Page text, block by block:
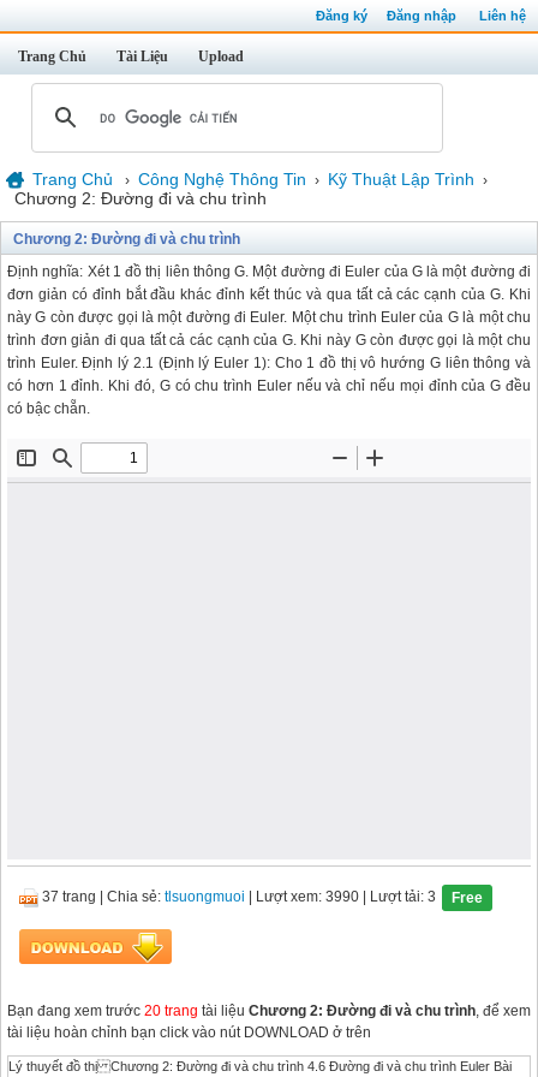
Đăng ký Đăng nhập Liên hệ
Trang Chủ Tài Liệu Upload
Trang Chủ › Công Nghệ Thông Tin › Kỹ Thuật Lập Trình ›
Chương 2: Đường đi và chu trình
Chương 2: Đường đi và chu trình
Định nghĩa: Xét 1 đồ thị liên thông G. Một đường đi Euler của G là một đường đi
đơn giản có đỉnh bắt đầu khác đỉnh kết thúc và qua tất cả các cạnh của G. Khi
này G còn được gọi là một đường đi Euler. Một chu trình Euler của G là một chu
trình đơn giản đi qua tất cả các cạnh của G. Khi này G còn được gọi là một chu
trình Euler. Định lý 2.1 (Định lý Euler 1): Cho 1 đồ thị vô hướng G liên thông và
có hơn 1 đỉnh. Khi đó, G có chu trình Euler nếu và chỉ nếu mọi đỉnh của G đều
có bậc chẵn.
37 trang Chia sẻ: tlsuongmuoi | Lượt xem: 3990 | Lượt tải: 3 Free
Bạn đang xem trước 20 trang tài liệu Chương 2: Đường đi và chu trình, để xem
tài liệu hoàn chỉnh bạn click vào nút DOWNLOAD ở trên
Lý thuyết đồ thị Chương 2: Đường đi và chu trình 4.6 Đường đi và chu trình Euler Bài